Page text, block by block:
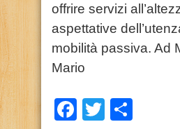
offrire servizi
aspettative
mobilità passiva. Ad
Mario
Facebook
Twitter